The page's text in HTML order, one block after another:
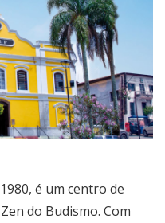
é um centro de
do Budismo. Com